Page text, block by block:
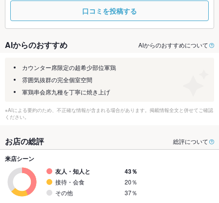
口コミを投稿する
AIからのおすすめ AIからのおすすめについて
カウンター席限定の超希少部位軍鶏
雰囲気抜群の完全個室空間
軍鶏串会席九種を丁寧に焼き上げ
※AIによる要約のため、不正確な情報が含まれる場合があります。掲載情報全文と併せてご確認
ください。
お店の総評 総評について
来店シーン
友人・知人と
43％
接待・会食
20％
その他
37％